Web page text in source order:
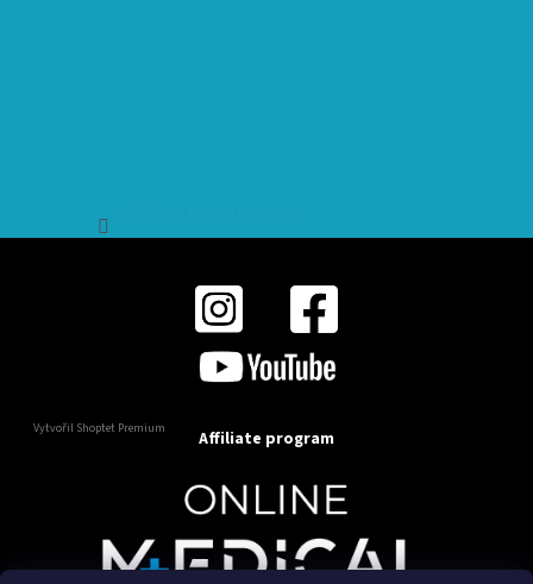
Vytvořil Shoptet Premium Affiliate program